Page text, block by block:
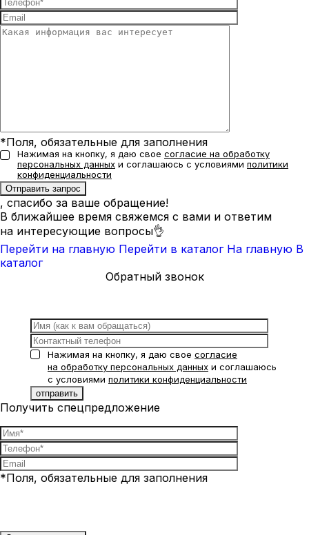
*Поля, обязательные для заполнения
Нажимая на кнопку, я даю свое согласие на обработку
персональных данных и соглашаюсь с условиями политики
конфиденциальности
, спасибо за ваше обращение!
В ближайшее время свяжемся с вами и ответим
на интересующие вопросы👌
Перейти на главную Перейти в каталог На главную В
каталог
Обратный звонок
Нажимая на кнопку, я даю свое согласие
на обработку персональных данных и соглашаюсь
с условиями политики конфиденциальности
Получить спецпредложение
*Поля, обязательные для заполнения